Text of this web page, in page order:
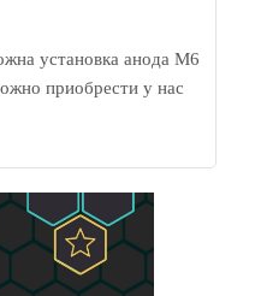
установка анода М6
приобрести у нас